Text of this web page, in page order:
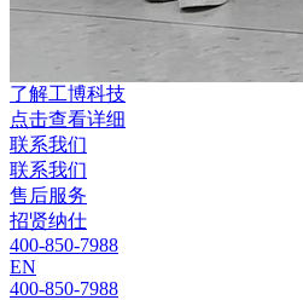
了解工博科技
点击查看详细
联系我们
联系我们
售后服务
招贤纳仕
400-850-7988
EN
400-850-7988